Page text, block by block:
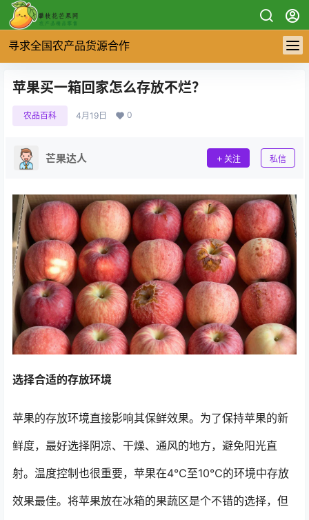
寻求全国农产品货源合作
苹果买一箱回家怎么存放不烂？
农品百科 4月19日 0
芒果达人 关注 私信
选择合适的存放环境
苹果的存放环境直接影响其保鲜效果。为了保持苹果的新
鲜度，最好选择阴凉、干燥、通风的地方，避免阳光直
射。温度控制也很重要，苹果在4℃至10℃的环境中存放
效果最佳。将苹果放在冰箱的果蔬区是个不错的选择，但